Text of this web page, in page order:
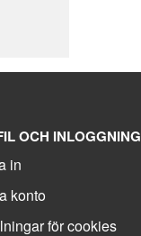
OCH INLOGGNING
in
konto
för cookies